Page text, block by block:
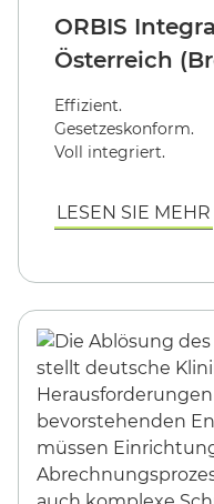
ORBIS
Österreich
Effizient.
Gesetzeskonform.
Voll integriert.
LESEN SIE MEHR